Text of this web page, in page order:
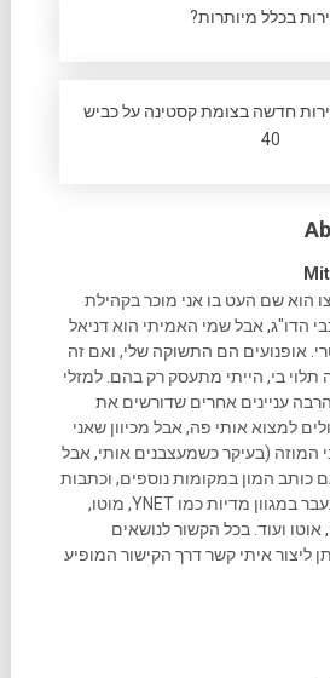
בכלל מיותרות?
חדשה בצומת קסטינה על כביש
40
הוא שם העט בו אני מוכר בקהילת
הדו"ג, אבל שמי האמיתי הוא דניאל
אופנועים הם התשוקה שלי, ואם זה
תלוי בי, הייתי מתעסק רק בהם. למזלי
עניינים אחרים שדורשים את
למצוא אותי פה, אבל מכיוון שאני
המוזה (בעיקר כשמעצבנים אותי, אבל
כותב המון במקומות נוספים, וכתבות
שאני כתבתי פורסמו בעבר במגוון מדיות כמו YNET, מוטו,
אוטו ועוד. בכל הקשור לנושאים
ליצור איתי קשר דרך הקישור המופיע